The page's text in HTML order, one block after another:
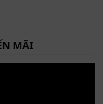
MÃI